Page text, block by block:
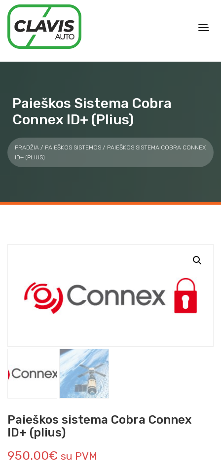
Paieškos Sistema Cobra
Connex ID+ (plius)
PRADŽIA / PAIEŠKOS SISTEMOS / PAIEŠKOS SISTEMA COBRA CONNEX
ID+ (PLIUS)
Paieškos sistema Cobra Connex
ID+ (plius)
950.00€ su PVM